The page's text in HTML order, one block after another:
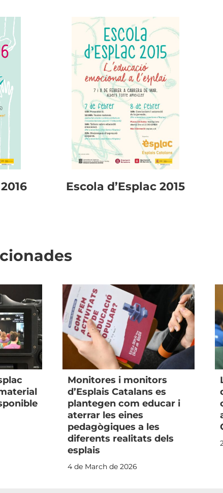
Escola d’Esplac 2015
Monitores i monitors
d’Esplais Catalans es
plantegen com educar i
aterrar les eines
pedagògiques a les
diferents realitats dels
esplais
4 de March de 2026